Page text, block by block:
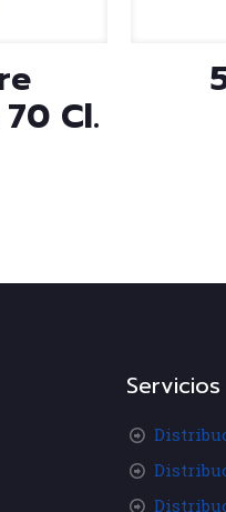
Cl.
Servicios